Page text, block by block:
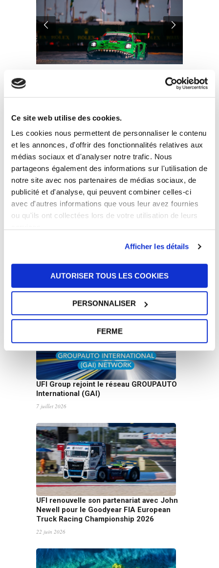
Ce site web utilise des cookies.
Les cookies nous permettent de personnaliser le contenu
et les annonces, d'offrir des fonctionnalités relatives aux
médias sociaux et d'analyser notre trafic. Nous
partageons également des informations sur l'utilisation de
notre site avec nos partenaires de médias sociaux, de
publicité et d'analyse, qui peuvent combiner celles-ci
avec d'autres informations que vous leur avez fournies
ou qu'ils ont collectées lors de votre utilisation de leurs
Afficher les détails
AUTORISER TOUS LES COOKIES
PERSONNALISER
FERME
Autres
Nouvelles
UFI Group rejoint le réseau GROUPAUTO
International (GAI)
7 juillet 2026
UFI renouvelle son partenariat avec John
Newell pour le Goodyear FIA European
Truck Racing Championship 2026
22 juin 2026